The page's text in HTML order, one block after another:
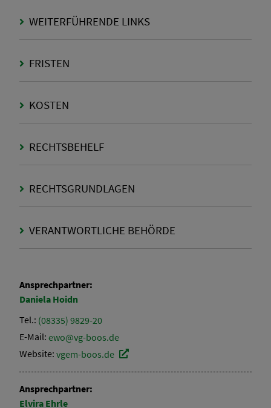
WEITERFÜHRENDE LINKS
FRISTEN
KOSTEN
RECHTSBEHELF
RECHTSGRUNDLAGEN
VERANTWORTLICHE BEHÖRDE
Ansprechpartner:
Daniela Hoidn
Tel.: (08335) 9829-20
E-Mail: ewo@vg-boos.de
Website: vgem-boos.de
Ansprechpartner:
Elvira Ehrle